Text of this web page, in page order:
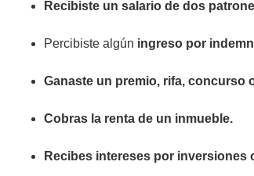
Recibiste un salario de dos
Percibiste algún ingreso por
Ganaste un premio, rifa, concurso
Cobras la renta de un inmueble.
Recibes intereses por inversiones